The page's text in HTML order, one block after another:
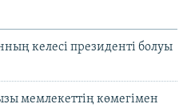
келесі президенті болуы
мемлекеттің көмегімен